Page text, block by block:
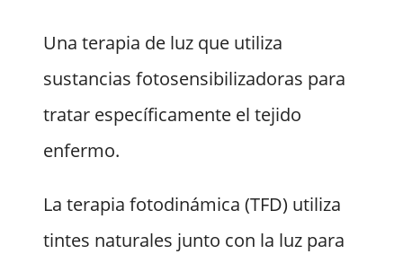
Una terapia de luz que utiliza
sustancias fotosensibilizadoras para
tratar específicamente el tejido
enfermo.
La terapia fotodinámica (TFD) utiliza
tintes naturales junto con la luz para